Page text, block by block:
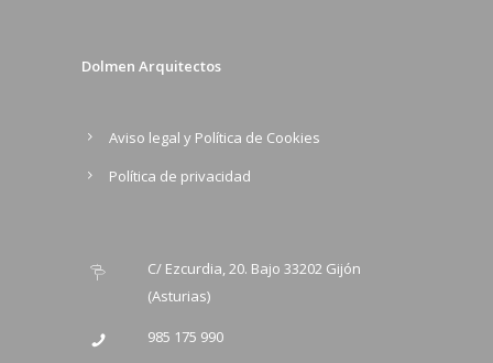
Dolmen Arquitectos
Aviso legal y Política de Cookies
Política de privacidad
C/ Ezcurdia, 20. Bajo 33202 Gijón
(Asturias)
985 175 990